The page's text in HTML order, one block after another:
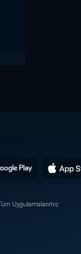
Uygulamalarımız